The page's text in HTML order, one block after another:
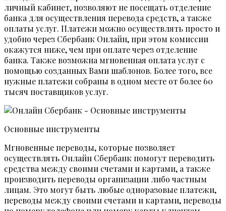
личный кабинет, позволяют не посещать отделение
банка для осуществления перевода средств, а также
оплаты услуг. Платежи можно осуществлять просто и
удобно через Сбербанк Онлайн, при этом комиссии
окажутся ниже, чем при оплате через отделение
банка. Также возможна мгновенная оплата услуг с
помощью созданных Вами шаблонов. Более того, все
нужные платежи собраны в одном месте от более 60
тысяч поставщиков услуг.
Основные инструменты
Мгновенные переводы, которые позволяет
осуществлять Онлайн Сбербанк помогут переводить
средства между своими счетами и картами, а также
производить переводы организации либо частным
лицам. Это могут быть любые одноразовые платежи,
переводы между своими счетами и картами, переводы